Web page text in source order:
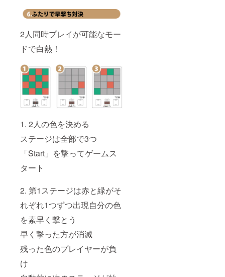
2人同時プレイが可能なモー
ドで白熱！
1. 2人の色を決める
ステージは全部で3つ
「Start」を撃ってゲームス
タート
2. 第1ステージは赤と緑がそ
れぞれ1つずつ出現自分の色
を素早く撃とう
早く撃った方が消滅
残った色のプレイヤーが負
け